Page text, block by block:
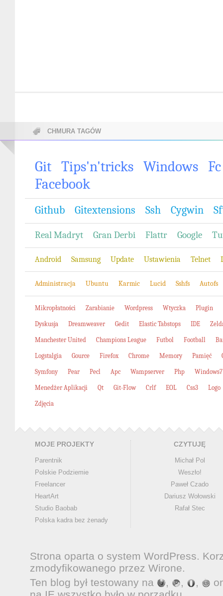
CHMURA TAGÓW
Git Tips'n'tricks Windows
Facebook
Github Gitextensions Ssh Cygwin
Real Madryt Gran Derbi Flattr Google
Android Samsung Update Ustawienia Telnet
Administracja Ubuntu Karmic Lucid Sshfs Autofs
Mikropłatności Zarabianie Wordpress Wtyczka Plugin
Dyskusja Dreamweaver Gedit Elastic Tabstops IDE
Manchester United Champions League Futbol Football
Logstalgia Gource Firefox Chrome Memory Pamięć
Symfony Pear Pecl Apc Wampserver Php Windows7
Menedżer Aplikacji Qt Git-Flow Crlf EOL Css3 Logo
Zdjęcia
MOJE PROJEKTY
Parentnik
Polskie Podziemie
Freelancer
HeartArt
Studio Baobab
Polska kadra bez żenady
CZYTUJĘ
Michał Pol
Weszło!
Paweł Czado
Dariusz Wołowski
Rafał Stec
Strona oparta o system WordPress.
zmodyfikowanego przez Wirone.
Ten blog był testowany na
, , ,